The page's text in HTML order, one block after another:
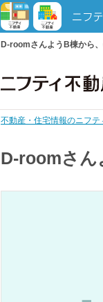
D-roomさんようB棟から
不動産・住宅情報のニフテ
D-roomさん